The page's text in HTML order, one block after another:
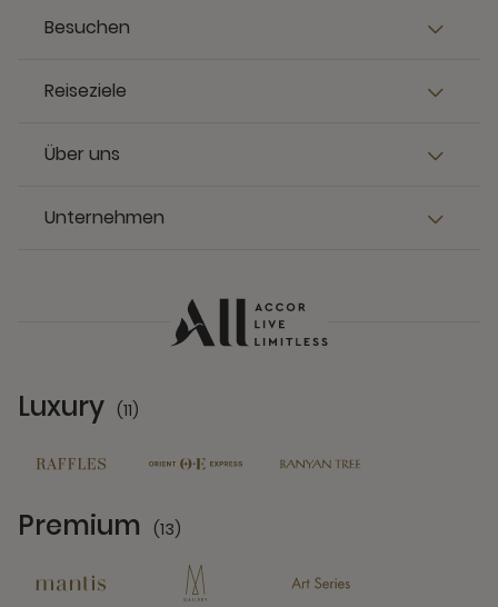
Besuchen
Reiseziele
Über uns
Unternehmen
Luxury (11)
Premium (13)